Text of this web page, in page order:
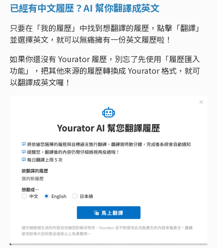
已經有中文履歷？AI 幫你翻譯成英文
只要在「我的履歷」中找到想翻譯的履歷，點擊「翻譯」
並選擇英文，就可以無痛擁有一份英文履歷啦！
如果你還沒有 Yourator 履歷，別忘了先使用「履歷匯入
功能」，把其他來源的履歷轉換成 Yourator 格式，就可
以翻譯成英文囉！